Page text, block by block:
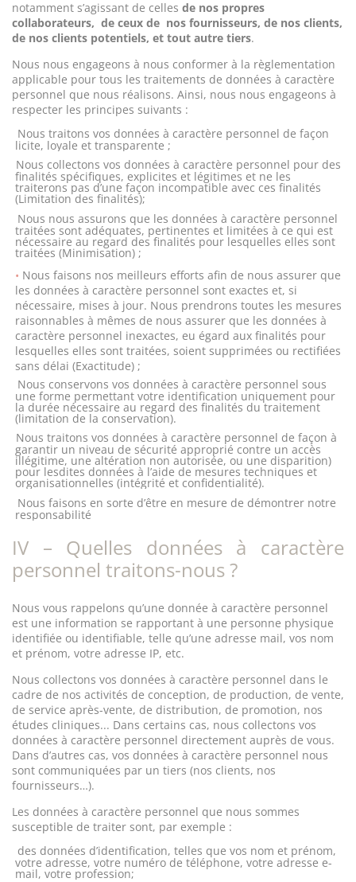
notamment s’agissant de celles de nos propres
collaborateurs, de ceux de nos fournisseurs, de nos clients,
de nos clients potentiels, et tout autre tiers.
Nous nous engageons à nous conformer à la règlementation
applicable pour tous les traitements de données à caractère
personnel que nous réalisons. Ainsi, nous nous engageons à
respecter les principes suivants :
Nous traitons vos données à caractère personnel de façon
licite, loyale et transparente ;
Nous collectons vos données à caractère personnel pour des
finalités spécifiques, explicites et légitimes et ne les
traiterons pas d’une façon incompatible avec ces finalités
(Limitation des finalités);
Nous nous assurons que les données à caractère personnel
traitées sont adéquates, pertinentes et limitées à ce qui est
nécessaire au regard des finalités pour lesquelles elles sont
traitées (Minimisation) ;
Nous faisons nos meilleurs efforts afin de nous assurer que
les données à caractère personnel sont exactes et, si
nécessaire, mises à jour. Nous prendrons toutes les mesures
raisonnables à mêmes de nous assurer que les données à
caractère personnel inexactes, eu égard aux finalités pour
lesquelles elles sont traitées, soient supprimées ou rectifiées
sans délai (Exactitude) ;
Nous conservons vos données à caractère personnel sous
une forme permettant votre identification uniquement pour
la durée nécessaire au regard des finalités du traitement
(limitation de la conservation).
Nous traitons vos données à caractère personnel de façon à
garantir un niveau de sécurité approprié contre un accès
illégitime, une altération non autorisée, ou une disparition)
pour lesdites données à l’aide de mesures techniques et
organisationnelles (intégrité et confidentialité).
Nous faisons en sorte d’être en mesure de démontrer notre
responsabilité
IV – Quelles données à caractère
personnel traitons-nous ?
Nous vous rappelons qu’une donnée à caractère personnel
est une information se rapportant à une personne physique
identifiée ou identifiable, telle qu’une adresse mail, vos nom
et prénom, votre adresse IP, etc.
Nous collectons vos données à caractère personnel dans le
cadre de nos activités de conception, de production, de vente,
de service après-vente, de distribution, de promotion, nos
études cliniques... Dans certains cas, nous collectons vos
données à caractère personnel directement auprès de vous.
Dans d’autres cas, vos données à caractère personnel nous
sont communiquées par un tiers (nos clients, nos
fournisseurs…).
Les données à caractère personnel que nous sommes
susceptible de traiter sont, par exemple :
des données d’identification, telles que vos nom et prénom,
votre adresse, votre numéro de téléphone, votre adresse e-
mail, votre profession;